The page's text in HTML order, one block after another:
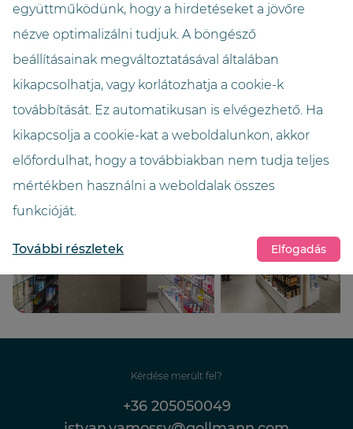
Szélesség (méter)
1,7
Magasság (méter)
3,6
Kérdése merült fel?
+36 205050049
együttműködünk, hogy a hirdetéseket a jövőre
nézve optimalizálni tudjuk. A böngésző
beállításainak megváltoztatásával általában
kikapcsolhatja, vagy korlátozhatja a cookie-k
továbbítását. Ez automatikusan is elvégezhető. Ha
kikapcsolja a cookie-kat a weboldalunkon, akkor
előfordulhat, hogy a továbbiakban nem tudja teljes
mértékben használni a weboldalak összes
funkcióját.
További részletek Elfogadás